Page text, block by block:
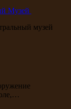
Музей
музей